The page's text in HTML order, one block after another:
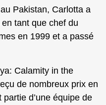
Pakistan, Carlotta a
tant que chef du
en 1999 et a passé
Calamity in the
de nombreux prix en
d’une équipe de